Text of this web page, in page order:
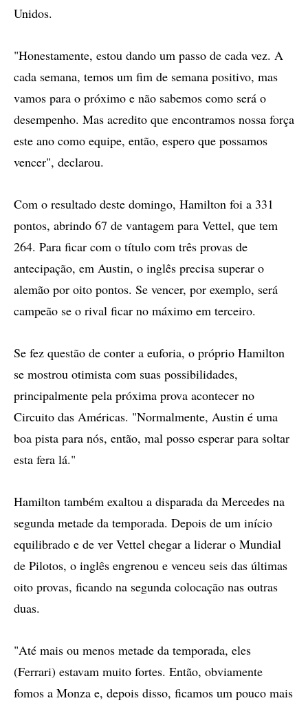
Unidos.
"Honestamente, estou dando um passo de cada vez. A
cada semana, temos um fim de semana positivo, mas
vamos para o próximo e não sabemos como será o
desempenho. Mas acredito que encontramos nossa força
este ano como equipe, então, espero que possamos
vencer", declarou.
Com o resultado deste domingo, Hamilton foi a 331
pontos, abrindo 67 de vantagem para Vettel, que tem
264. Para ficar com o título com três provas de
antecipação, em Austin, o inglês precisa superar o
alemão por oito pontos. Se vencer, por exemplo, será
campeão se o rival ficar no máximo em terceiro.
Se fez questão de conter a euforia, o próprio Hamilton
se mostrou otimista com suas possibilidades,
principalmente pela próxima prova acontecer no
Circuito das Américas. "Normalmente, Austin é uma
boa pista para nós, então, mal posso esperar para soltar
esta fera lá."
Hamilton também exaltou a disparada da Mercedes na
segunda metade da temporada. Depois de um início
equilibrado e de ver Vettel chegar a liderar o Mundial
de Pilotos, o inglês engrenou e venceu seis das últimas
oito provas, ficando na segunda colocação nas outras
duas.
"Até mais ou menos metade da temporada, eles
(Ferrari) estavam muito fortes. Então, obviamente
fomos a Monza e, depois disso, ficamos um pouco mais